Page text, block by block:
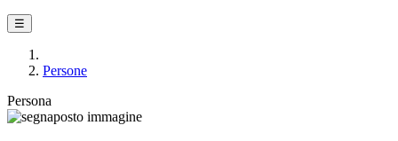
☰
Persone
Persona